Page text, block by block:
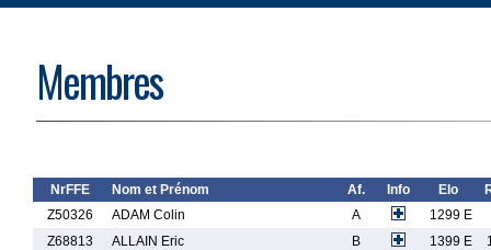
Membres
NrFFE Nom et Prénom Af. Info Elo
Z50326
ADAM Colin A
1299 E
Z68813
ALLAIN Eric B 1399 E